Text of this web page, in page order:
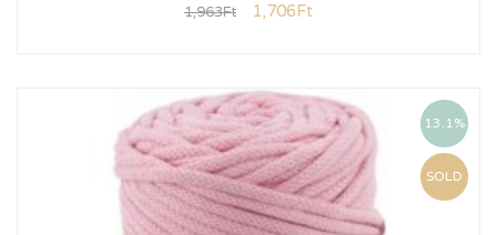
1,963Ft 1,706Ft
13.1%
SOLD